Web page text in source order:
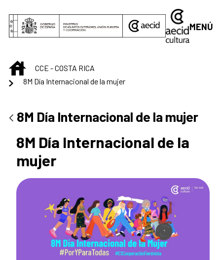
MENÚ
INICIO
CCE - COSTA RICA
8M Día Internacional de la mujer
8M Día Internacional de la mujer
8M Día Internacional de la
mujer